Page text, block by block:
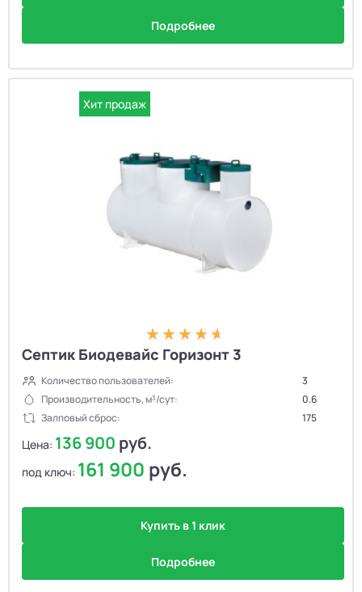
Подробнее
Хит продаж
Септик Биодевайс Горизонт 3
Количество пользователей:
3
Производительность, м³/сут:
0.6
Залповый сброс:
175
Цена: 136 900 руб.
под ключ: 161 900 руб.
Купить в 1 клик
Подробнее